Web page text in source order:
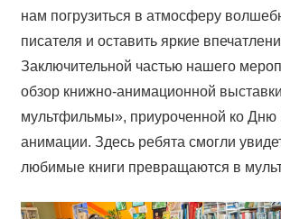
нам погрузиться в атмосферу
писателя и оставить яркие
Заключительной частью нашего
обзор книжно-анимационной
мультфильмы», приуроченной ко Дню
анимации. Здесь ребята смогли
любимые книги превращаются в